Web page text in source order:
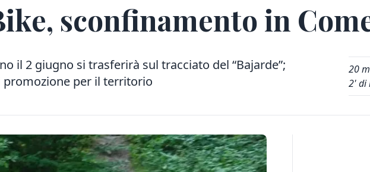
sconfinamento in
il 2 giugno si trasferirà sul tracciato del “Bajarde”;
promozione per il territorio
20
2' di